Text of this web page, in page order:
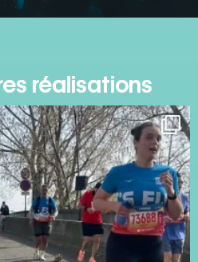
réalisations